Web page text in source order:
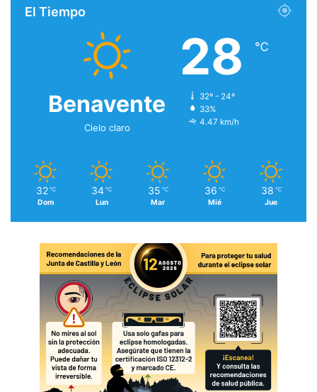
El Tiempo
Benavente
Cielo claro
28 ℃
32º - 24º
33%
4.47 km/h
32 ℃
Dom
34 ℃
Lun
35 ℃
Mar
36 ℃
Mié
38 ℃
Jue